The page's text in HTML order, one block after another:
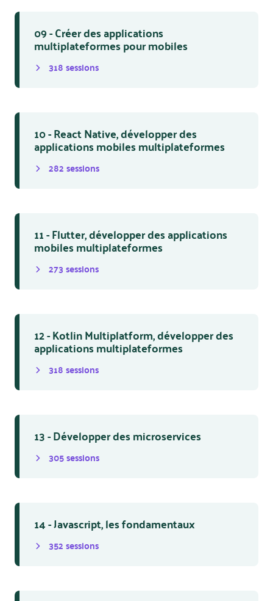
09 - Créer des applications
multiplateformes pour mobiles
318sessions
10 - React Native, développer des
applications mobiles multiplateformes
282sessions
11 - Flutter, développer des applications
mobiles multiplateformes
273sessions
12 - Kotlin Multiplatform, développer des
applications multiplateformes
318sessions
13 - Développer des microservices
305sessions
14 - Javascript, les fondamentaux
352sessions